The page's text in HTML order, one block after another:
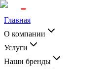
Главная
О компании
Услуги
Наши бренды